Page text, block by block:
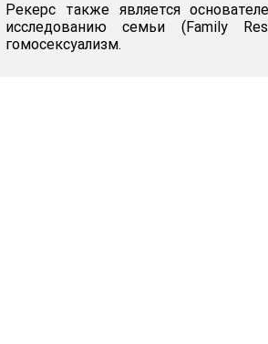
Рекерс также является
исследованию семьи (Family
гомосексуализм.